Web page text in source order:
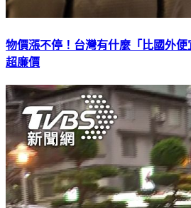
物價漲不停！台灣有什麼「比國外
超廉價